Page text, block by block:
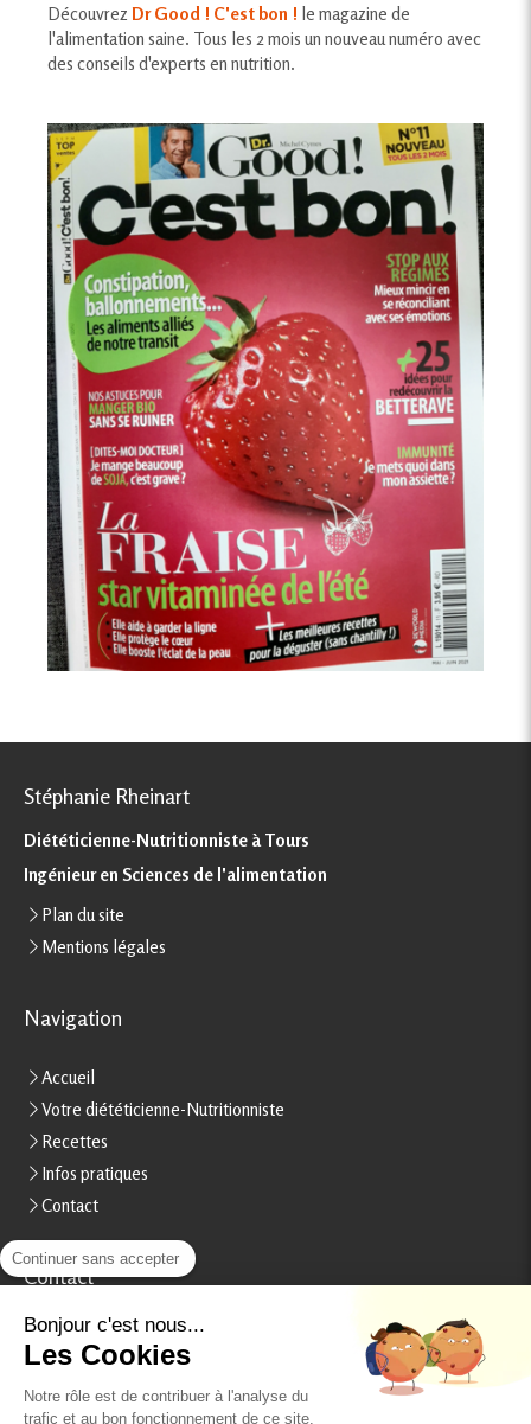
Découvrez Dr Good ! C'est bon ! le magazine de
l'alimentation saine. Tous les 2 mois un nouveau numéro avec
des conseils d'experts en nutrition.
Stéphanie Rheinart
Diététicienne-Nutritionniste à Tours
Ingénieur en Sciences de l'alimentation
Plan du site
Mentions légales
Navigation
Accueil
Votre diététicienne-Nutritionniste
Recettes
Infos pratiques
Contact
Contact
Stéphanie Rheinart
15, boulevard Béranger
France
Continuer sans accepter
Bonjour c'est nous...
Les Cookies
Notre rôle est de contribuer à l'analyse du
trafic et au bon fonctionnement de ce site.